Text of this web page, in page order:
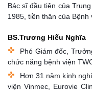
Bác sĩ đầu tiên của
1985, tiền thân của
BS.Trương Hiếu Nghĩa
Phó Giám đốc,
chức năng bệnh viện
Hơn 31 năm kinh
viện Vinmec, Eurovie